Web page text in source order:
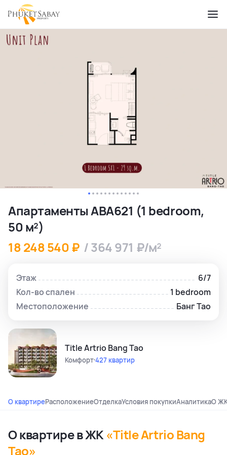
Апартаменты ABA621 (1 bedroom,
50 м²)
18 248 540 ₽ / 364 971 ₽/м²
Этаж
6/7
Кол-во спален
1 bedroom
Местоположение
Банг Тао
Title Artrio Bang Tao
Комфорт427 квартир
О квартиреРасположениеОтделкаУсловия покупкиАналитикаО
О квартире в ЖК «Title Artrio Bang
Tao»